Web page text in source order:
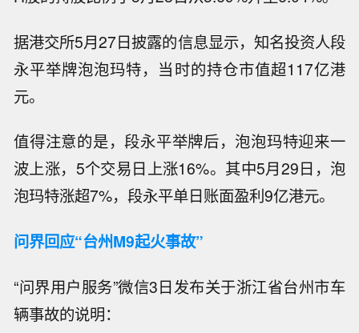
据港交所5月27日披露的信息显示，知名投资人段
永平举牌泡泡玛特，当时的持仓市值超117亿港
元。
值得注意的是，段永平举牌后，泡泡玛特迎来一
波上涨，5个交易日上涨16%。其中5月29日，泡
泡玛特涨超7%，段永平单日账面盈利9亿港元。
问界回应“台州M9起火事故”
“问界用户服务”微信3日发布关于浙江省台州市车
辆事故的说明：